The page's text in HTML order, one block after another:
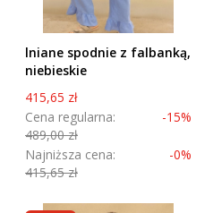
lniane spodnie z falbanką,
niebieskie
Cena promocyjna
415,65 zł
Cena regularna:
489,00 zł
-15%
Najniższa cena:
415,65 zł
-0%